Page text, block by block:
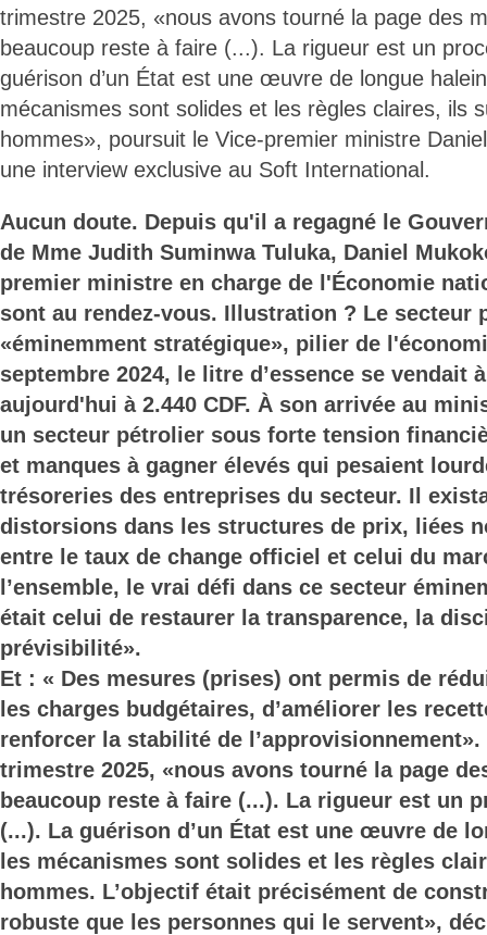
trimestre 2025, «nous avons tourné la page des
beaucoup reste à faire (...). La rigueur est un
guérison d’un État est une œuvre de longue
mécanismes sont solides et les règles claires, ils
hommes», poursuit le Vice-premier ministre
une interview exclusive au Soft International.
Aucun doute. Depuis qu'il a regagné le
de Mme Judith Suminwa Tuluka, Daniel
premier ministre en charge de l'Économie
sont au rendez-vous. Illustration ? Le secteur
«éminemment stratégique», pilier de
septembre 2024, le litre d’essence se vendait
aujourd'hui à 2.440 CDF. À son arrivée au
un secteur pétrolier sous forte tension
et manques à gagner élevés qui pesaient
trésoreries des entreprises du secteur. Il
distorsions dans les structures de prix, liées
entre le taux de change officiel et celui du
l’ensemble, le vrai défi dans ce secteur
était celui de restaurer la transparence, la
prévisibilité».
Et : « Des mesures (prises) ont permis de
les charges budgétaires, d’améliorer les
renforcer la stabilité de
trimestre 2025, «nous avons tourné la page
beaucoup reste à faire (...). La rigueur est un
(...). La guérison d’un État est une œuvre de
les mécanismes sont solides et les règles
hommes. L’objectif était précisément de
robuste que les personnes qui le servent»,